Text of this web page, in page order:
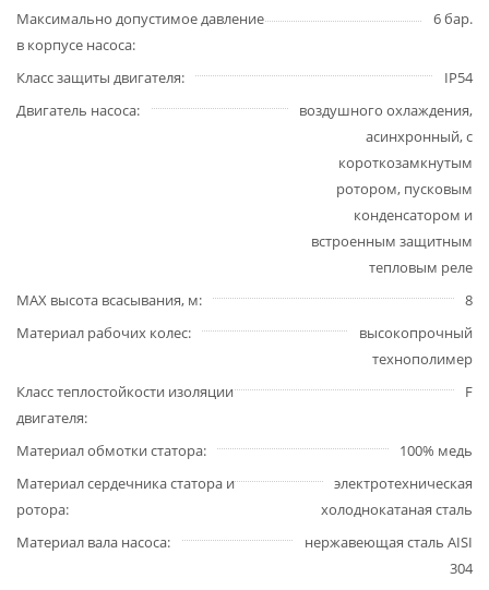
Максимально допустимое давление
в корпусе насоса
6 бар.
Класс защиты двигателя
IP54
Двигатель насоса
воздушного охлаждения,
асинхронный, с
короткозамкнутым
ротором, пусковым
конденсатором и
встроенным защитным
тепловым реле
MAX высота всасывания, м
8
Материал рабочих колес
высокопрочный
технополимер
Класс теплостойкости изоляции
двигателя
F
Материал обмотки статора
100% медь
Материал сердечника статора и
ротора
электротехническая
холоднокатаная сталь
Материал вала насоса
нержавеющая сталь AISI
304